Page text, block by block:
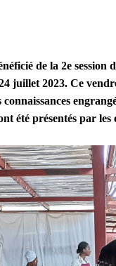
de la 2e
juillet 2023. Ce
été présentés par les